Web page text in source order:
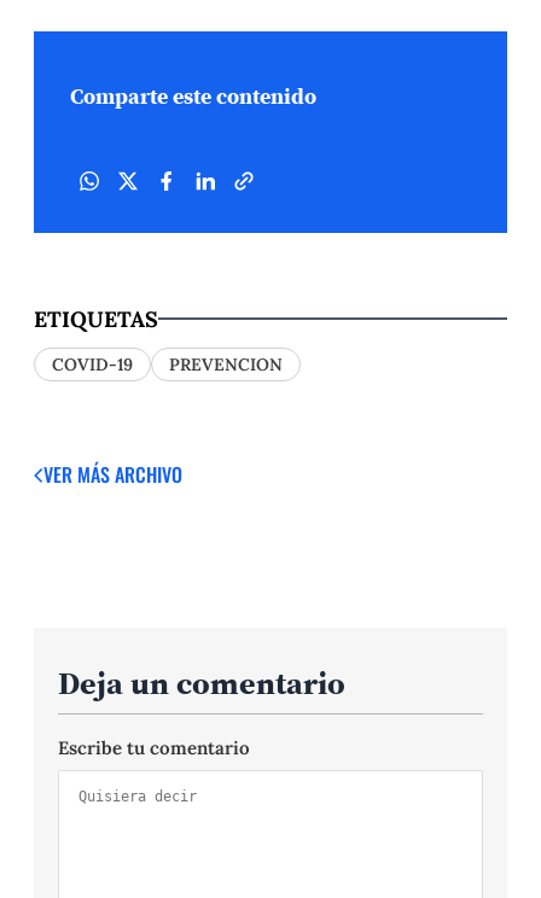
Comparte este contenido
ETIQUETAS
COVID-19 PREVENCION
VER MÁSARCHIVO
Deja un comentario
Escribe tu comentario